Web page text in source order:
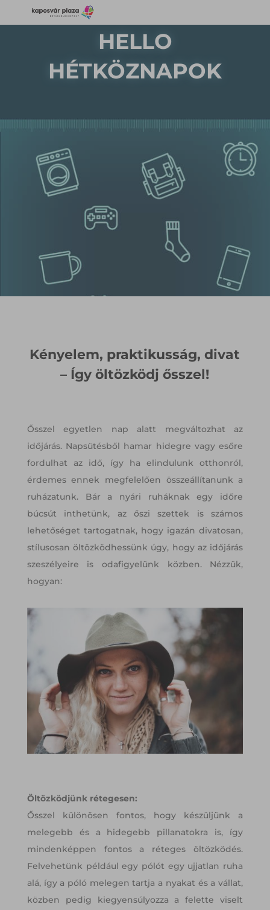
HELLO
HÉTKÖZNAPOK
Kényelem, praktikusság, divat
– Így öltözködj ősszel!
Ősszel egyetlen nap alatt megváltozhat az
időjárás. Napsütésből hamar hidegre vagy esőre
fordulhat az idő, így ha elindulunk otthonról,
érdemes ennek megfelelően összeállítanunk a
ruházatunk. Bár a nyári ruháknak egy időre
búcsút inthetünk, az őszi szettek is számos
lehetőséget tartogatnak, hogy igazán divatosan,
stílusosan öltözködhessünk úgy, hogy az időjárás
szeszélyeire is odafigyelünk közben. Nézzük,
hogyan:
Öltözködjünk rétegesen:
Ősszel különösen fontos, hogy készüljünk a
melegebb és a hidegebb pillanatokra is, így
mindenképpen fontos a réteges öltözködés.
Felvehetünk például egy pólót egy ujjatlan ruha
alá, így a póló melegen tartja a nyakat és a vállat,
közben pedig kiegyensúlyozza a felette viselt